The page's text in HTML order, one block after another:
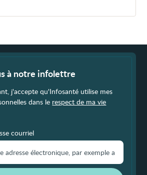
à notre infolettre
j'accepte qu'Infosanté utilise mes
dans le respect de ma vie
courriel